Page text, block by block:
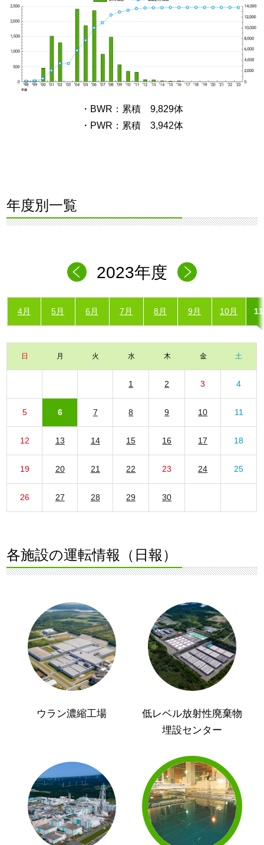
・BWR：累積 9,829体
・PWR：累積 3,942体
年度別一覧
2023年度
4月 5月 6月 7月 8月 9月 10月
日 月 火 水 木 金 土
1 2 3 4
5 6 7 8 9 10 11
12 13 14 15 16 17 18
19 20 21 22 23 24 25
26 27 28 29 30
各施設の運転情報（日報）
ウラン濃縮工場
低レベル放射性廃棄物
埋設センター